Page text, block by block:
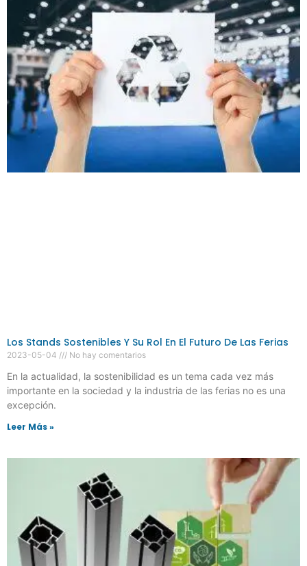
Los Stands Sostenibles Y Su Rol En El Futuro De Las Ferias
2023-05-04 No hay comentarios
En la actualidad, la sostenibilidad es un tema cada vez más
importante en la sociedad y la industria de las ferias no es una
excepción.
Leer Más »